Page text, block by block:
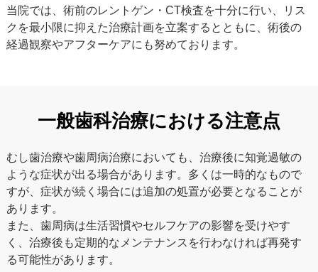
当院では、術前のレントゲン・CT検査を十分に行い、リス
クを最小限に抑えた治療計画を立案するとともに、術後の
経過観察やアフターケアにも努めております。
一般歯科治療における注意点
むし歯治療や歯周病治療においても、治療後に知覚過敏の
ような症状が出る場合があります。多くは一時的なもので
すが、症状が続く場合には追加の処置が必要となることが
あります。
また、歯周病は生活習慣やセルフケアの影響を受けやす
く、治療後も定期的なメンテナンスを行わなければ再発す
る可能性があります。